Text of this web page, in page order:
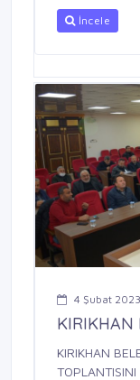
İncele
4 Şubat
KIRIKHAN
KIRIKHAN
TOPLANTISINI